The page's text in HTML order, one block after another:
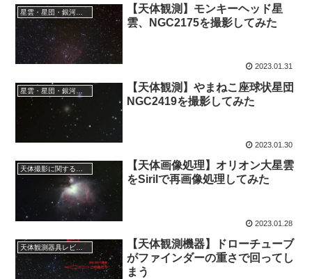
【天体観測】モンキーヘッド星
雲、NGC2175を撮影してみた
2023.01.31
【天体観測】やまねこ座球状星団
NGC2419を撮影してみた
2023.01.30
天体撮影に関する事項
【天体画像処理】オリオン大星雲
をSirilで再画像処理してみた
2023.01.28
【天体観測機器】ドローチューブ
がファインダーの重さで回ってし
まう